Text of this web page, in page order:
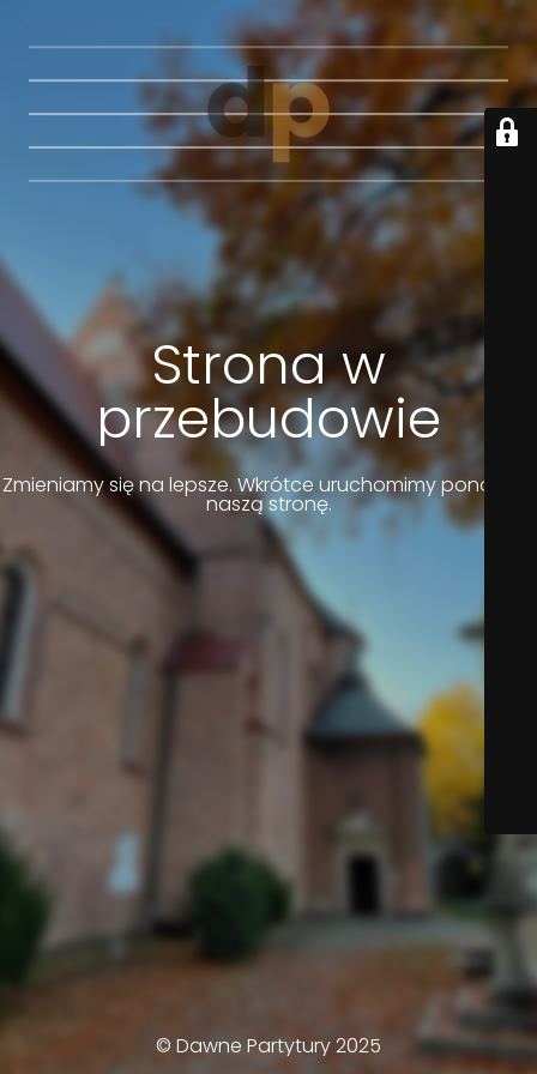
Strona w
przebudowie
Zmieniamy się na lepsze. Wkrótce uruchomimy ponownie
naszą stronę.
© Dawne Partytury 2025